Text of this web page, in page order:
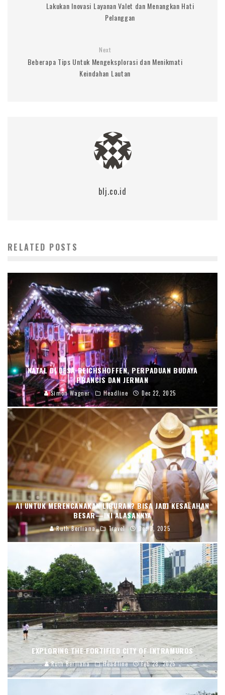
Lakukan Inovasi Layanan Valet dan Menangkan Hati
Pelanggan
Next
Beberapa Tips Untuk Mengeksplorasi dan Menikmati
Keindahan Lautan
blj.co.id
RELATED POSTS
NATAL DI DESA REICHSHOFFEN, PERPADUAN BUDAYA
PRANCIS DAN JERMAN
Simon Wagner Headline Dec 22, 2025
AI UNTUK MERENCANAKAN LIBURAN? BISA JADI KESALAHAN
BESAR—INI ALASANNYA
Ruth Berliana Travel Dec 8, 2025
EXPLORING THE FORTIFIED CITY OF INTRAMUROS
Ruth Berliana Headline Feb 28, 2025